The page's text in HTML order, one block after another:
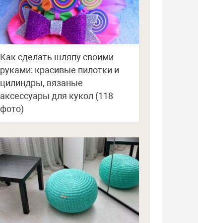
Как сделать шляпу своими
руками: красивые пилотки и
цилиндры, вязаные
аксессуары для кукол (118
фото)